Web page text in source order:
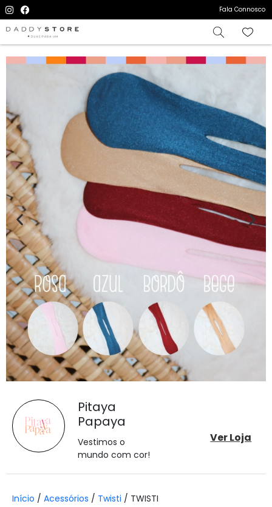
Fala Connosco
Pitaya
Papaya
Vestimos o
mundo com cor!
Ver Loja
Início / Acessórios / Twisti / TWISTI